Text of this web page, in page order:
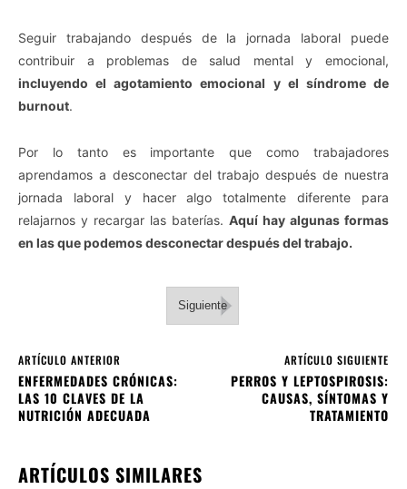
Seguir trabajando después de la jornada laboral puede
contribuir a problemas de salud mental y emocional,
incluyendo el agotamiento emocional y el síndrome de
burnout.
Por lo tanto es importante que como trabajadores
aprendamos a desconectar del trabajo después de nuestra
jornada laboral y hacer algo totalmente diferente para
relajarnos y recargar las baterías. Aquí hay algunas formas
en las que podemos desconectar después del trabajo.
Siguiente
ARTÍCULO ANTERIOR
ENFERMEDADES CRÓNICAS:
LAS 10 CLAVES DE LA
NUTRICIÓN ADECUADA
ARTÍCULO SIGUIENTE
PERROS Y LEPTOSPIROSIS:
CAUSAS, SÍNTOMAS Y
TRATAMIENTO
ARTÍCULOS SIMILARES